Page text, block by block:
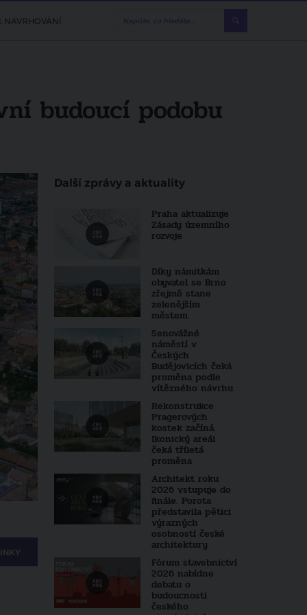
budoucí podobu
Další zprávy a aktuality
Praha aktualizuje
Zásady územního
rozvoje
Díky námitkám
obyvatel se Brno
zřejmě stane
zelenějším
městem
Senovážné
náměstí v
Českých
Budějovicích čeká
proměna podle
vítězného návrhu
Rekonstrukce
Pragerových
kostek začíná.
Ikonický areál
čeká tříletá
proměna
Architekt roku
2026 vstupuje do
finále. Porota
představila pětici
výrazných
osobností české
architektury
Fórum stavebnictví
2026 nabídne
debatu o
budoucnosti
českého